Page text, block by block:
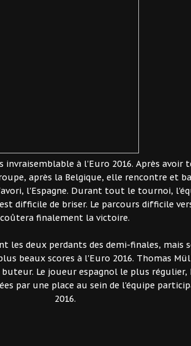
à l'Euro 2016. Après avoir
après la Belgique, elle rencontre et
l'Espagne. Durant tout le tournoi,
difficile de briser. Le parcours difficile
coûtera finalement la victoire.
les deux perdants des demi-finales, mais
beaux scores à l'Euro 2016. Thomas
Le joueur espagnol le plus régulier,
par une place au sein de l'équipe
2016.